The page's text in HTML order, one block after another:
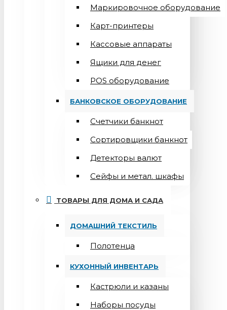
Маркировочное оборудование
Карт-принтеры
Кассовые аппараты
Ящики для денег
POS оборудование
БАНКОВСКОЕ ОБОРУДОВАНИЕ
Счетчики банкнот
Сортировщики банкнот
Детекторы валют
Сейфы и метал. шкафы
ТОВАРЫ ДЛЯ ДОМА И САДА
ДОМАШНИЙ ТЕКСТИЛЬ
Полотенца
КУХОННЫЙ ИНВЕНТАРЬ
Кастрюли и казаны
Наборы посуды